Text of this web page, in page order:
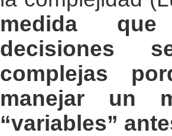
medida
decisiones
complejas
manejar un
“variables”